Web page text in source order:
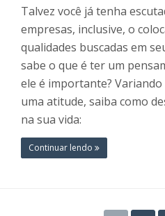
Talvez você já tenha
empresas, inclusive, o
qualidades buscadas em
sabe o que é ter um
ele é importante?
uma atitude, saiba como
na sua vida:
Continuar lendo